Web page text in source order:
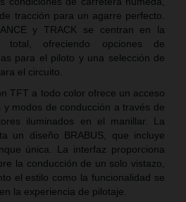
tracción para un agarre perfecto.
y TRACK se centran en la
total, ofreciendo opciones de
para el piloto y una selección de
el circuito.
TFT a todo color ofrece un acceso
modos de conducción a través de
iluminados en el manillar. La
un diseño BRABUS, que incluye
única. La interfaz proporciona
la conducción de un solo vistazo,
el estilo como la funcionalidad se
la experiencia de pilotaje.